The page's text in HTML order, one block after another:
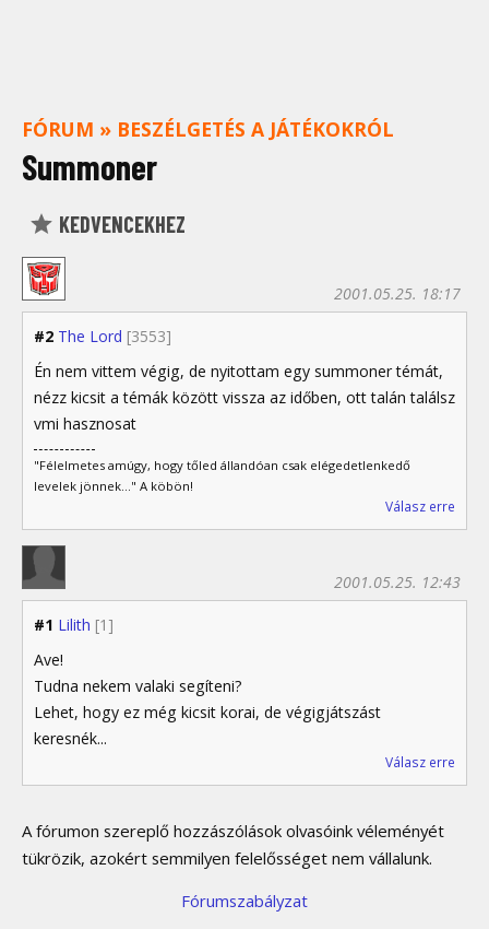
FÓRUM » BESZÉLGETÉS A JÁTÉKOKRÓL
Summoner
KEDVENCEKHEZ
#2 The Lord [3553]
2001.05.25. 18:17
Én nem vittem végig, de nyitottam egy summoner témát,
nézz kicsit a témák között vissza az időben, ott talán találsz
vmi hasznosat
"Félelmetes amúgy, hogy tőled állandóan csak elégedetlenkedő
levelek jönnek..." A köbön!
Válasz erre
#1 Lilith [1]
2001.05.25. 12:43
Ave!
Tudna nekem valaki segíteni?
Lehet, hogy ez még kicsit korai, de végigjátszást
keresnék...
Válasz erre
A fórumon szereplő hozzászólások olvasóink véleményét
tükrözik, azokért semmilyen felelősséget nem vállalunk.
Fórumszabályzat